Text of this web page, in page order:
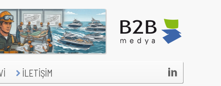
İLETİŞİM 